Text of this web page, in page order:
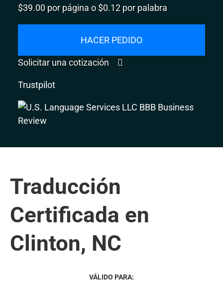
$39.00 por página o $0.12 por palabra
HACER PEDIDO
Solicitar una cotización
Trustpilot
Traducción
Certificada en
Clinton, NC
VÁLIDO PARA: